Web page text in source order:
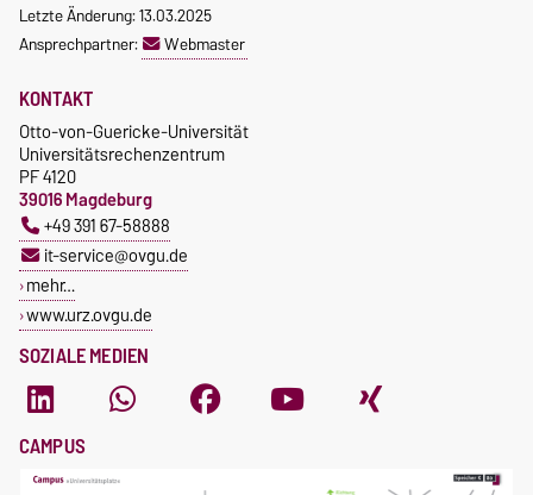
Letzte Änderung: 13.03.2025
Ansprechpartner:
Webmaster
SOZIALE MEDIEN
KONTAKT
Otto-von-Guericke-Universität
Universitätsrechenzentrum
PF 4120
39016 Magdeburg
+49 391 67-58888
it-service@ovgu.de
mehr…
www.urz.ovgu.de
CAMPUS